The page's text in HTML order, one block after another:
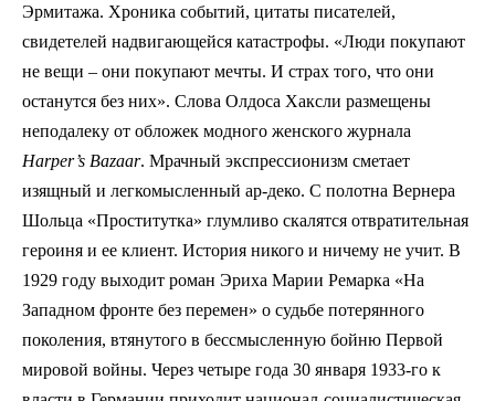
Эрмитажа. Хроника событий, цитаты писателей,
свидетелей надвигающейся катастрофы. «Люди покупают
не вещи – они покупают мечты. И страх того, что они
останутся без них». Слова Олдоса Хаксли размещены
неподалеку от обложек модного женского журнала
Harper’s Bazaar. Мрачный экспрессионизм сметает
изящный и легкомысленный ар-деко. С полотна Вернера
Шольца «Проститутка» глумливо скалятся отвратительная
героиня и ее клиент. История никого и ничему не учит. В
1929 году выходит роман Эриха Марии Ремарка «На
Западном фронте без перемен» о судьбе потерянного
поколения, втянутого в бессмысленную бойню Первой
мировой войны. Через четыре года 30 января 1933-го к